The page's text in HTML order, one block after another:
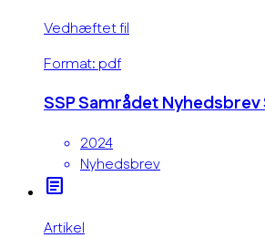
Vedhæftet fil
Format: pdf
SSP Samrådet
2024
Nyhedsbrev
article
Artikel